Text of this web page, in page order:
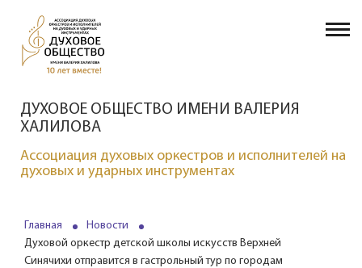
ДУХОВОЕ ОБЩЕСТВО ИМЕНИ ВАЛЕРИЯ
ХАЛИЛОВА
Ассоциация духовых оркестров и исполнителей на
духовых и ударных инструментах
Главная
Новости
Духовой оркестр детской школы искусств Верхней
Синячихи отправится в гастрольный тур по городам